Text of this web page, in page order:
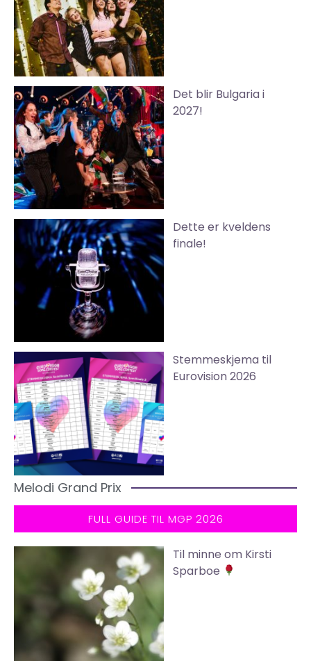
Det blir Bulgaria i
2027!
Dette er kveldens
finale!
Stemmeskjema til
Eurovision 2026
Melodi Grand Prix
FULL GUIDE TIL MGP 2026
Til minne om Kirsti
Sparboe